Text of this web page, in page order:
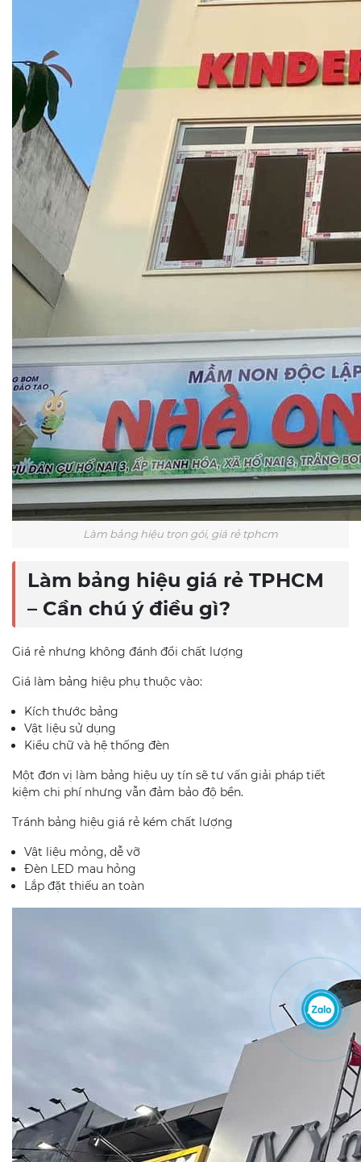
Làm bảng hiệu trọn gói, giá rẻ tphcm
Làm bảng hiệu giá rẻ TPHCM
– Cần chú ý điều gì?
Giá rẻ nhưng không đánh đổi chất lượng
Giá làm bảng hiệu phụ thuộc vào:
Kích thước bảng
Vật liệu sử dụng
Kiểu chữ và hệ thống đèn
Một đơn vị làm bảng hiệu uy tín sẽ tư vấn giải pháp tiết
kiệm chi phí nhưng vẫn đảm bảo độ bền.
Tránh bảng hiệu giá rẻ kém chất lượng
Vật liệu mỏng, dễ vỡ
Đèn LED mau hỏng
Lắp đặt thiếu an toàn